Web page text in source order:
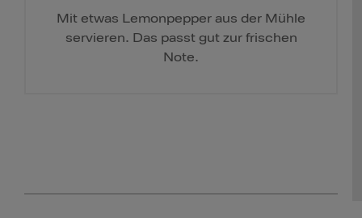
Mit etwas Lemonpepper aus der Mühle
servieren. Das passt gut zur frischen
Note.